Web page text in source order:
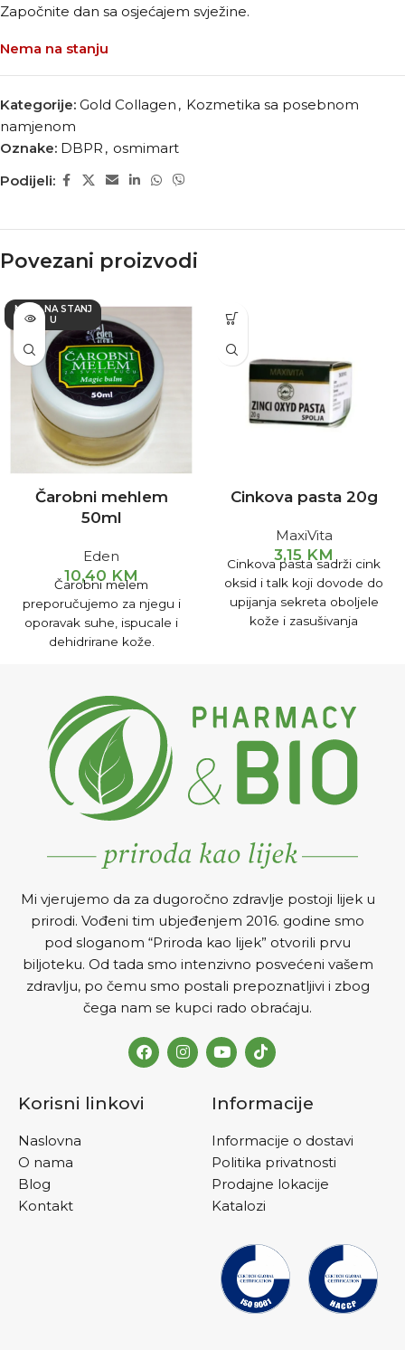
Započnite dan sa osjećajem svježine.
Nema na stanju
Kategorije: Gold Collagen , Kozmetika sa posebnom
namjenom
Oznake: DBPR , osmimart
Podijeli:
Povezani proizvodi
NEMA NA STANJ
U
Čarobni mehlem
50ml
Eden
10,40 KM
Čarobni melem
preporučujemo za njegu i
oporavak suhe, ispucale i
dehidrirane kože.
Cinkova pasta 20g
MaxiVita
3,15 KM
Cinkova pasta sadrži cink
oksid i talk koji dovode do
upijanja sekreta oboljele
kože i zasušivanja
Mi vjerujemo da za dugoročno zdravlje postoji lijek u
prirodi. Vođeni tim ubjeđenjem 2016. godine smo
pod sloganom “Priroda kao lijek” otvorili prvu
biljoteku. Od tada smo intenzivno posvećeni vašem
zdravlju, po čemu smo postali prepoznatljivi i zbog
čega nam se kupci rado obraćaju.
Korisni linkovi
Naslovna
O nama
Blog
Kontakt
Informacije
Informacije o dostavi
Politika privatnosti
Prodajne lokacije
Katalozi